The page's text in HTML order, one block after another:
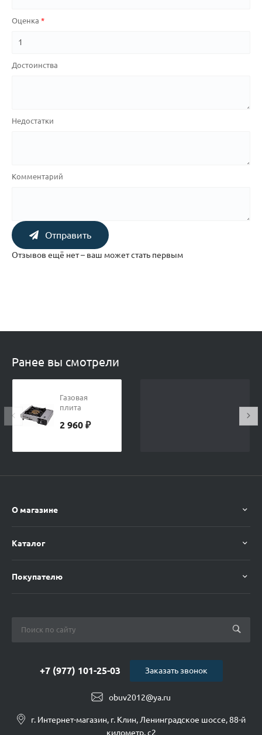
Оценка
Достоинства
Недостатки
Комментарий
Отправить
Отзывов ещё нет – ваш может стать первым
Ранее вы смотрели
Газовая
плита
KERAMIK
2 960 ₽
О магазине
Каталог
Покупателю
obuv2012@ya.ru
+7 (977) 101-25-03
г. Интернет-магазин, г. Клин, Ленинградское шоссе, 88-й
километр, с2
Заказать звонок